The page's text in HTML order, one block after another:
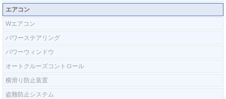
エアコン
Wエアコン
パワーステアリング
パワーウィンドウ
オートクルーズコントロール
横滑り防止装置
盗難防止システム